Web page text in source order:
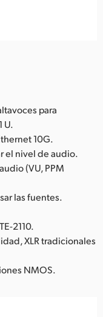
para
U.
10G.
el nivel de audio.
(VU, PPM
las fuentes.
2110.
XLR tradicionales
NMOS.